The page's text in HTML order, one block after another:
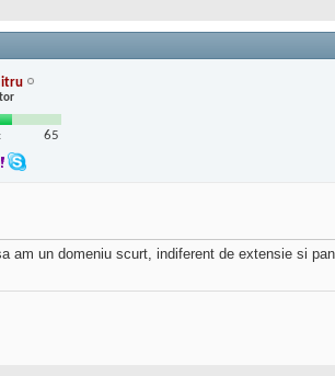
65
am un domeniu scurt, indiferent de extensie si